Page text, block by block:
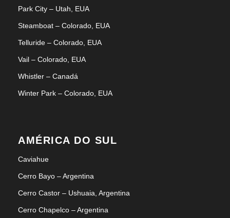
Park City – Utah, EUA
Steamboat – Colorado, EUA
Telluride – Colorado, EUA
Vail – Colorado, EUA
Whistler – Canadá
Winter Park – Colorado, EUA
AMÉRICA DO SUL
Caviahue
Cerro Bayo – Argentina
Cerro Castor – Ushuaia, Argentina
Cerro Chapelco – Argentina